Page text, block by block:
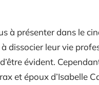
à présenter dans le
dissocier leur vie
évident.
et époux d’Isabelle